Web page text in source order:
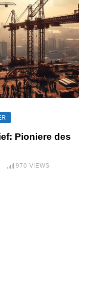
Pioniere des
970 VIEWS